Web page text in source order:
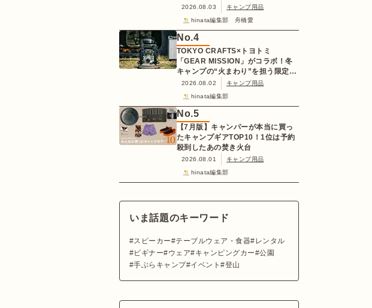
2026.08.03
キャンプ用品
hinata編集部 舟橋愛
No.4
TOKYO CRAFTS×トヨトミ
「GEAR MISSION」がコラボ！冬
キャンプの“火まわり”を担う限定
K3クッキングストーブが登場
2026.08.02
キャンプ用品
hinata編集部
No.5
【7月版】キャンパーが本当に買っ
たキャンプギアTOP10！1位は予約
殺到したあの焚き火台
2026.08.01
キャンプ用品
hinata編集部
いま話題のキーワード
スピーカー テーブルウェア・食器
レンタル
ビギナー
ウェア キャンピングカー
公園
手ぶらキャンプ イベント 登山